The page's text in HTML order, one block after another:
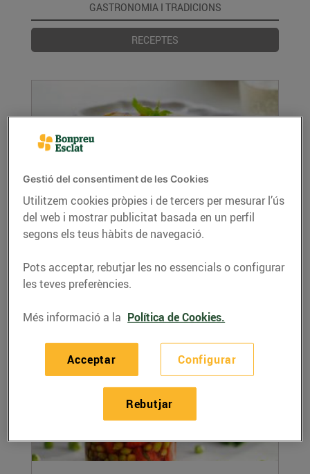
GASTRONOMIA I TRADICIONS
RECEPTES
Bacallà a la catalana
27/de maig/2020
Ingredients per a 4 persones: 600 g. de bacallà
dessalat 2 cebes 5 tomàquets madurs ...
Gestió del consentiment de les Cookies
Utilitzem cookies pròpies i de tercers per mesurar l’ús
del web i mostrar publicitat basada en un perfil
segons els teus hàbits de navegació.
Pots acceptar, rebutjar les no essencials o configurar
les teves preferències.
Més informació a la Política de Cookies.
Configurar
Rebutjar
Acceptar